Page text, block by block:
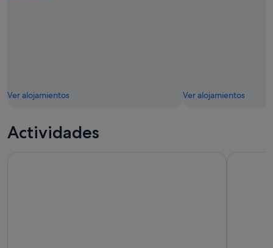
Ver alojamientos Ver alojamientos
Actividades